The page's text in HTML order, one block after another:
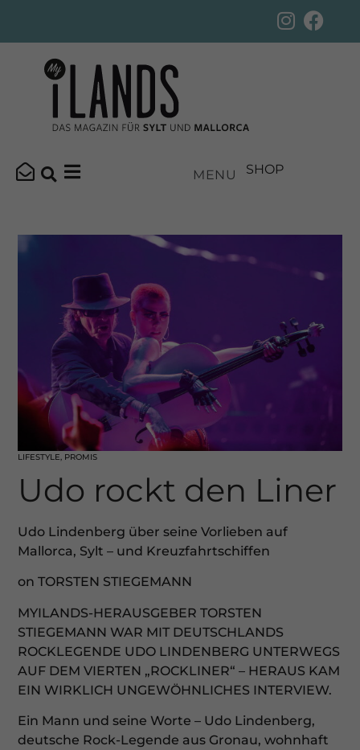
MENU SHOP
LIFESTYLE, PROMIS
Udo rockt den Liner
Udo Lindenberg über seine Vorlieben auf
Mallorca, Sylt – und Kreuzfahrtschiffen
on TORSTEN STIEGEMANN
MYILANDS-HERAUSGEBER TORSTEN
STIEGEMANN WAR MIT DEUTSCHLANDS
ROCKLEGENDE UDO LINDENBERG UNTERWEGS
AUF DEM VIERTEN „ROCKLINER“ – HERAUS KAM
EIN WIRKLICH UNGEWÖHNLICHES INTERVIEW.
Ein Mann und seine Worte – Udo Lindenberg,
deutsche Rock-Legende aus Gronau, wohnhaft